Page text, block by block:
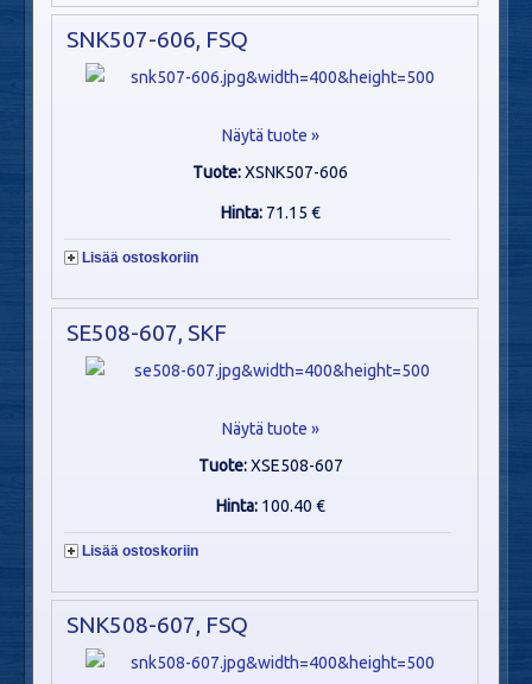
SNK507-606, FSQ
Näytä tuote »
Tuote:XSNK507-606
Hinta: 71.15 €
Lisää ostoskoriin
SE508-607, SKF
Näytä tuote »
Tuote:XSE508-607
Hinta: 100.40 €
Lisää ostoskoriin
SNK508-607, FSQ